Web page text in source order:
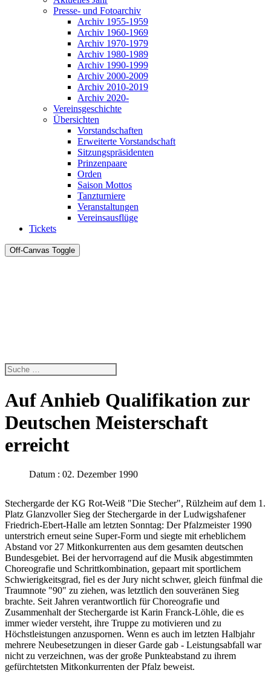
Presse- und Fotoarchiv
Archiv 1955-1959
Archiv 1960-1969
Archiv 1970-1979
Archiv 1980-1989
Archiv 1990-1999
Archiv 2000-2009
Archiv 2010-2019
Archiv 2020-
Vereinsgeschichte
Übersichten
Vorstandschaften
Erweiterte Vorstandschaft
Sitzungspräsidenten
Prinzenpaare
Orden
Saison Mottos
Tanzturniere
Veranstaltungen
Vereinsausflüge
Tickets
Off-Canvas Toggle
Auf Anhieb Qualifikation zur
Deutschen Meisterschaft
erreicht
Datum : 02. Dezember 1990
Stechergarde der KG Rot-Weiß "Die Stecher", Rülzheim auf dem 1.
Platz Glanzvoller Sieg der Stechergarde in der Ludwigshafener
Friedrich-Ebert-Halle am letzten Sonntag: Der Pfalzmeister 1990
unterstrich erneut seine Super-Form und siegte mit erheblichem
Abstand vor 27 Mitkonkurrenten aus dem gesamten deutschen
Bundesgebiet. Bei der hervorragend auf die Musik abgestimmten
Choreografie und Schrittkombination, gepaart mit sportlichem
Schwierigkeitsgrad, fiel es der Jury nicht schwer, gleich fünfmal die
Traumnote "90" zu ziehen, was letztlich den souveränen Sieg
brachte. Seit Jahren verantwortlich für Choreografie und
Zusammenhalt der Stechergarde ist Karin Franck-Löhle, die es
immer wieder versteht, ihre Truppe zu motivieren und zu
Höchstleistungen anzuspornen. Wenn es auch im letzten Halbjahr
mehrere Neubesetzungen in dieser Garde gab - Leistungsabfall war
nicht zu verzeichnen, was der große Punkteabstand zu ihrem
gefürchtetsten Mitkonkurrenten der Pfalz beweist.